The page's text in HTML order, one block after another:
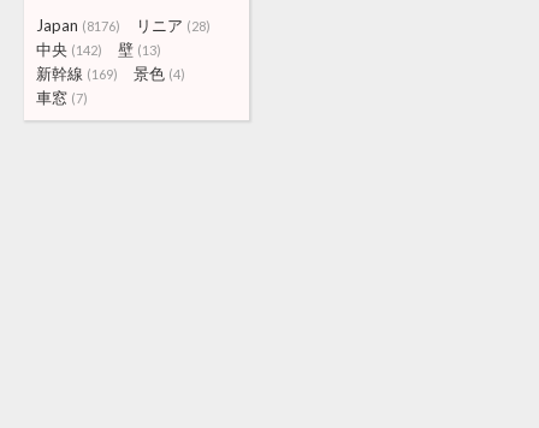
Japan (8176) リニア (28)
中央 (142) 壁 (13)
新幹線 (169) 景色 (4)
車窓 (7)